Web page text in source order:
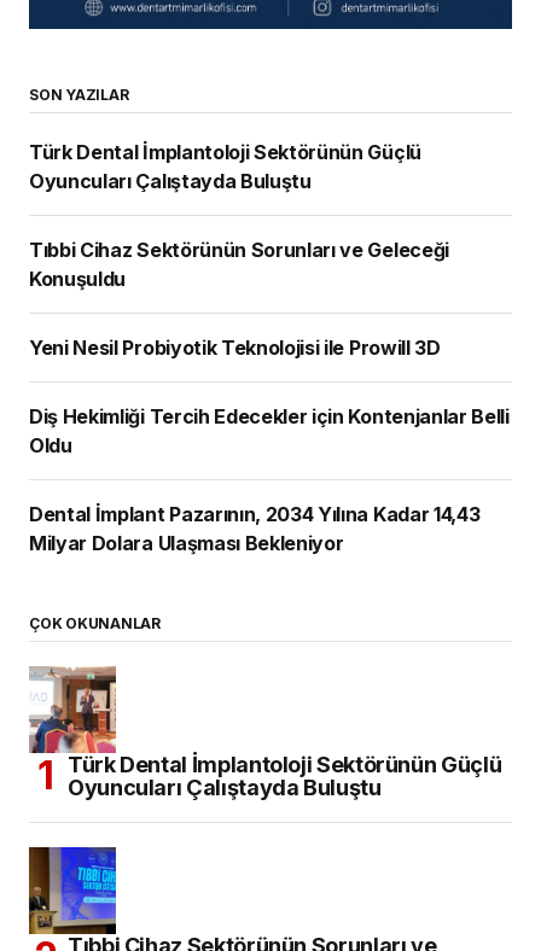
SON YAZILAR
Türk Dental İmplantoloji Sektörünün Güçlü
Oyuncuları Çalıştayda Buluştu
Tıbbi Cihaz Sektörünün Sorunları ve Geleceği
Konuşuldu
Yeni Nesil Probiyotik Teknolojisi ile Prowill 3D
Diş Hekimliği Tercih Edecekler için Kontenjanlar Belli
Oldu
Dental İmplant Pazarının, 2034 Yılına Kadar 14,43
Milyar Dolara Ulaşması Bekleniyor
ÇOK OKUNANLAR
Türk Dental İmplantoloji Sektörünün Güçlü
Oyuncuları Çalıştayda Buluştu
Tıbbi Cihaz Sektörünün Sorunları ve